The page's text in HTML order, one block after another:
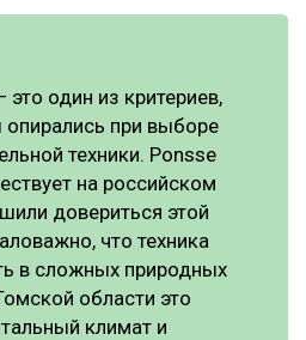
один из критериев,
при выборе
техники. Ponsse
на российском
довериться этой
что техника
в сложных природных
области это
климат и